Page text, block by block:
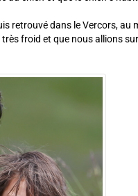
retrouvé dans le Vercors, au
froid et que nous allions